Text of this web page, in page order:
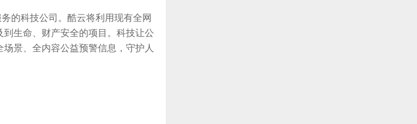
的科技公司。酷云将利用现有全网
生命、财产安全的项目。科技让公
景、全内容公益预警信息，守护人